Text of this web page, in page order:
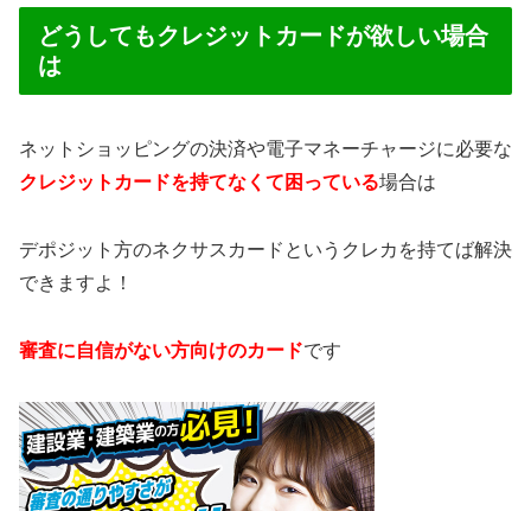
どうしてもクレジットカードが欲しい場合
は
ネットショッピングの決済や電子マネーチャージに必要な
クレジットカードを持てなくて困っている場合は
デポジット方のネクサスカードというクレカを持てば解決
できますよ！
審査に自信がない方向けのカードです